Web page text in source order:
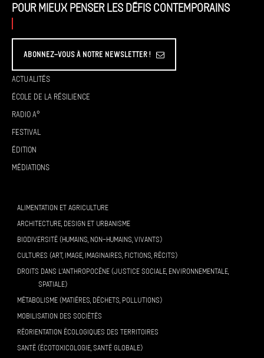
Pour mieux penser les défis contemporains
Abonnez-vous à Notre Newsletter !
Actualités
École de la résilience
Radio A°
Festival
Édition
Médiations
ALIMENTATION ET AGRICULTURE
ARCHITECTURE, DESIGN ET URBANISME
BIODIVERSITÉ (HUMAINS, NON-HUMAINS, VIVANTS)
CULTURES (ART, IMAGE, IMAGINAIRES, FICTIONS, RÉCITS)
DROITS DANS L’ANTHROPOCÈNE (JUSTICE SOCIALE, ENVIRONNEMENTALE,
SPATIALE)
MÉTABOLISME (MATIÈRES, DÉCHETS, POLLUTIONS)
MOBILISATION DES SOCIÉTÉS
RÉORIENTATION ÉCOLOGIQUES DES TERRITOIRES
SANTÉ (ÉCOTOXICOLOGIE, SANTÉ GLOBALE)